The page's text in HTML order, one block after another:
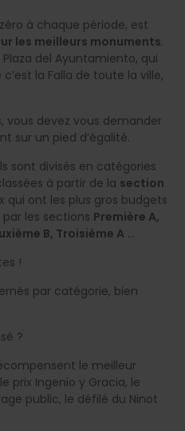
à chaque période, est
les meilleurs monuments.
Plaza del Ayuntamiento, qui
la Falla de toute la ville,
vous devez vous demander
sur un pied d’égalité.
sont divisés en catégories
à partir de la section
qui ont les plus gros budgets
les sections Première A,
B, Troisième A ...
!
par catégorie, bien
?
le meilleur
prix Ingenio y Gracia, le
public, le défilé du Ninot